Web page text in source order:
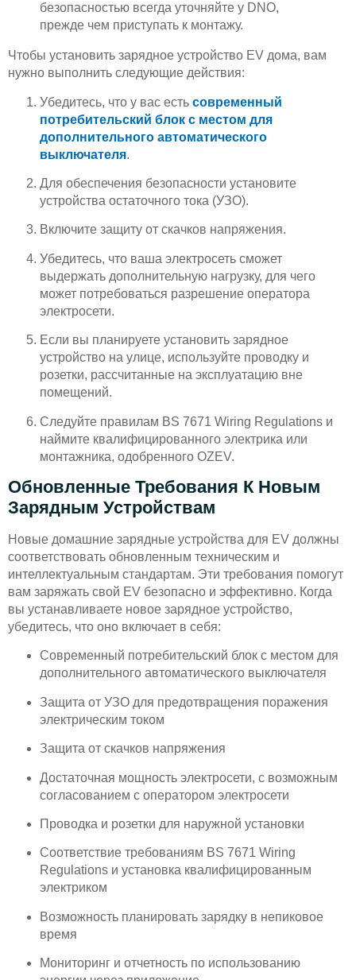
безопасностью всегда уточняйте у DNO,
прежде чем приступать к монтажу.
Чтобы установить зарядное устройство EV дома, вам
нужно выполнить следующие действия:
Убедитесь, что у вас есть современный
потребительский блок с местом для
дополнительного автоматического
выключателя.
Для обеспечения безопасности установите
устройства остаточного тока (УЗО).
Включите защиту от скачков напряжения.
Убедитесь, что ваша электросеть сможет
выдержать дополнительную нагрузку, для чего
может потребоваться разрешение оператора
электросети.
Если вы планируете установить зарядное
устройство на улице, используйте проводку и
розетки, рассчитанные на эксплуатацию вне
помещений.
Следуйте правилам BS 7671 Wiring Regulations и
наймите квалифицированного электрика или
монтажника, одобренного OZEV.
Обновленные Требования К Новым
Зарядным Устройствам
Новые домашние зарядные устройства для EV должны
соответствовать обновленным техническим и
интеллектуальным стандартам. Эти требования помогут
вам заряжать свой EV безопасно и эффективно. Когда
вы устанавливаете новое зарядное устройство,
убедитесь, что оно включает в себя:
Современный потребительский блок с местом для
дополнительного автоматического выключателя
Защита от УЗО для предотвращения поражения
электрическим током
Защита от скачков напряжения
Достаточная мощность электросети, с возможным
согласованием с оператором электросети
Проводка и розетки для наружной установки
Соответствие требованиям BS 7671 Wiring
Regulations и установка квалифицированным
электриком
Возможность планировать зарядку в непиковое
время
Мониторинг и отчетность по использованию